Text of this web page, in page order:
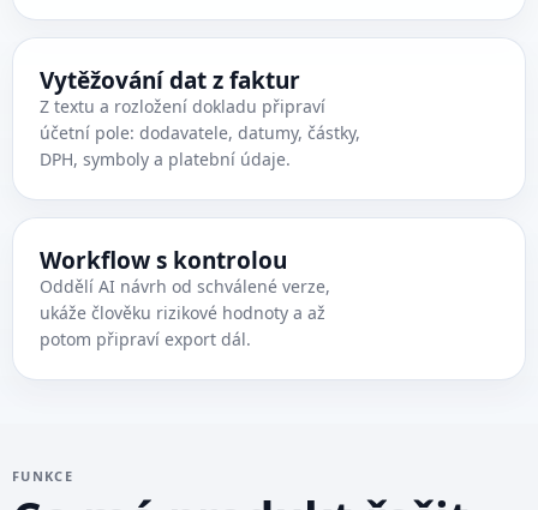
Vytěžování dat z faktur
Z textu a rozložení dokladu připraví
účetní pole: dodavatele, datumy, částky,
DPH, symboly a platební údaje.
Workflow s kontrolou
Oddělí AI návrh od schválené verze,
ukáže člověku rizikové hodnoty a až
potom připraví export dál.
FUNKCE